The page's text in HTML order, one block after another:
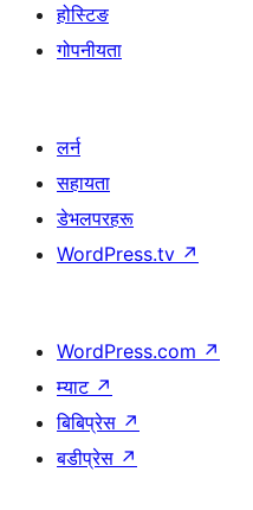
होस्टिङ
गोपनीयता
लर्न
सहायता
डेभलपरहरू
WordPress.tv ↗
WordPress.com ↗
म्याट ↗
बिबिप्रेस ↗
बडीप्रेस ↗